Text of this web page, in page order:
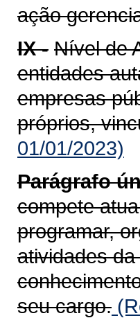
ação
IX - Nível de
entidades
empresas
próprios,
01/01/2023)
Parágrafo
compete
programar,
atividades
seu cargo.